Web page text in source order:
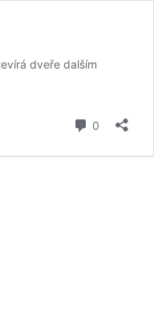
dveře dalším
0 komentářů